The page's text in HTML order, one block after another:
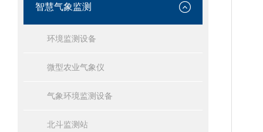
智慧气象监测
环境监测设备
微型农业气象仪
气象环境监测设备
北斗监测站